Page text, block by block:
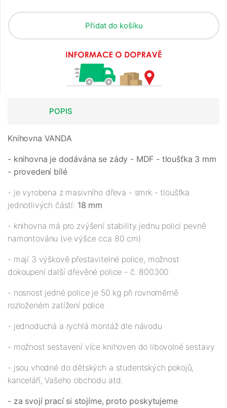
Přidat do košíku
POPIS
Knihovna VANDA
- knihovna je dodávána se zády - MDF - tloušťka 3 mm
- provedení bílé
- je vyrobena z masivního dřeva - smrk - tloušťka
jednotlivých částí: 18 mm
- knihovna má pro zvýšení stability jednu polici pevně
namontovánu (ve výšce cca 80 cm)
- mají 3 výškově přestavitelné police, možnost
dokoupení další dřevěné police - č. 800300
- nosnost jedné police je 50 kg při rovnoměrně
rozloženém zatížení police
- jednoduchá a rychlá montáž dle návodu
- možnost sestavení více knihoven do libovolné sestavy
- jsou vhodné do dětských a studentských pokojů,
kanceláří, Vašeho obchodu atd.
- za svojí prací si stojíme, proto poskytujeme